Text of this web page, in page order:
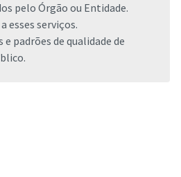
pelo Órgão ou Entidade.
esses serviços.
padrões de qualidade de